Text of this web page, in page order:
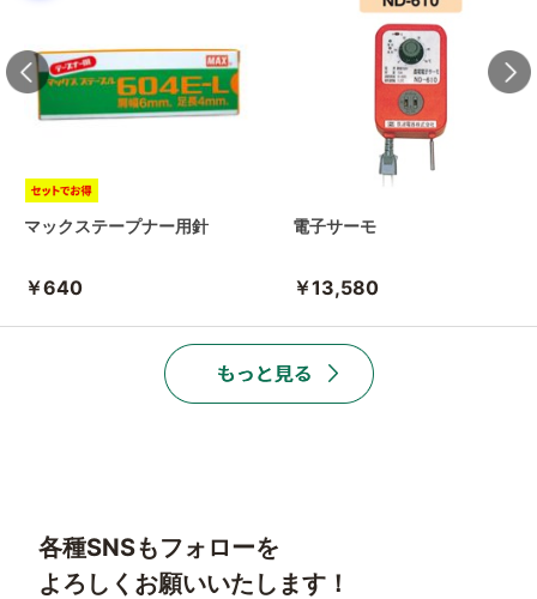
マックステープナー用針
￥640
電子サーモ
￥13,580
各種SNSもフォローを
よろしくお願いいたします！